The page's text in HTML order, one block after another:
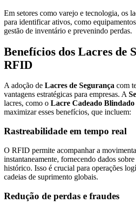
Em setores como varejo e tecnologia, os
para identificar ativos, como
gestão de inventário e prevenindo perdas.
Benefícios dos Lacres de
RFID
A adoção de Lacres de Segurança com
vantagens estratégicas para empresas. A
lacres, como o Lacre Cadeado
maximizar esses benefícios, que incluem:
Rastreabilidade em tempo real
O RFID permite acompanhar a
instantaneamente, fornecendo dados
histórico. Isso é crucial para operações
cadeias de suprimento globais.
Redução de perdas e fraudes